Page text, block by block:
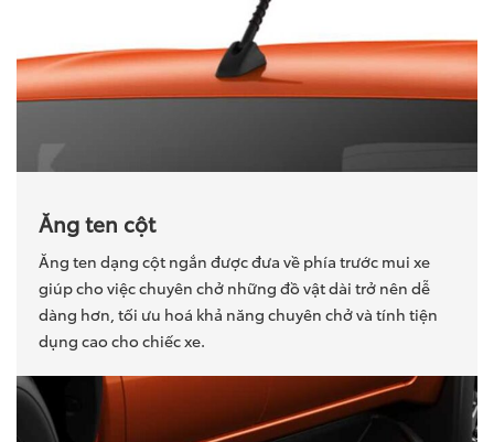
Ăng ten cột
Ăng ten dạng cột ngắn được đưa về phía trước mui xe
giúp cho việc chuyên chở những đồ vật dài trở nên dễ
dàng hơn, tối ưu hoá khả năng chuyên chở và tính tiện
dụng cao cho chiếc xe.